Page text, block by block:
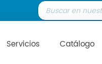
Servicios Catálogo